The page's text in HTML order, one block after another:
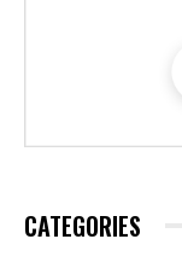
CATEGORIES